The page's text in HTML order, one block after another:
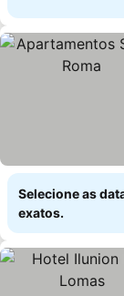
Selecione as
exatos.